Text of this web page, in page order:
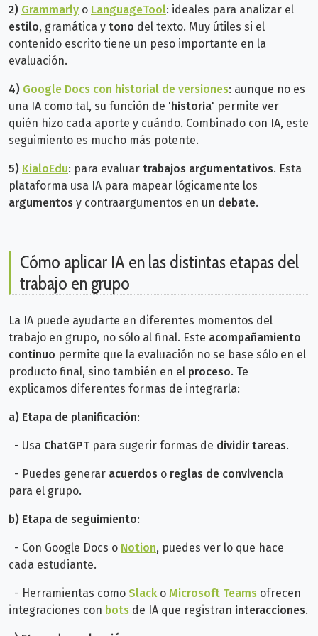
2) Grammarly o LanguageTool: ideales para analizar el
estilo, gramática y tono del texto. Muy útiles si el
contenido escrito tiene un peso importante en la
evaluación.
4) Google Docs con historial de versiones: aunque no es
una IA como tal, su función de 'historia' permite ver
quién hizo cada aporte y cuándo. Combinado con IA, este
seguimiento es mucho más potente.
5) KialoEdu: para evaluar trabajos argumentativos. Esta
plataforma usa IA para mapear lógicamente los
argumentos y contraargumentos en un debate.
Cómo aplicar IA en las distintas etapas del
trabajo en grupo
La IA puede ayudarte en diferentes momentos del
trabajo en grupo, no sólo al final. Este acompañamiento
continuo permite que la evaluación no se base sólo en el
producto final, sino también en el proceso. Te
explicamos diferentes formas de integrarla:
a) Etapa de planificación:
- Usa ChatGPTpara sugerir formas de dividir tareas.
- Puedes generar acuerdos o reglas de convivencia
para el grupo.
b) Etapa de seguimiento:
- Con Google Docs o Notion, puedes ver lo que hace
cada estudiante.
- Herramientas como Slacko Microsoft Teams ofrecen
integraciones con bots de IA que registran interacciones.